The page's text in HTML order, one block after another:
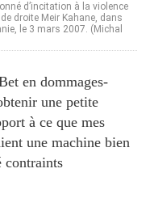
d’incitation à la violence
droite Meir Kahane, dans
le 3 mars 2007. (Michal
en dommages-
une petite
à ce que mes
une machine bien
contraints